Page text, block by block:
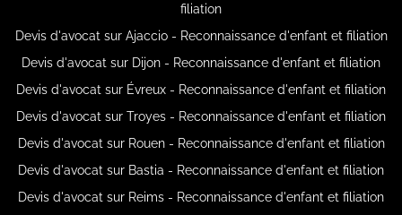
filiation
Devis d'avocat sur Ajaccio - Reconnaissance d'enfant et filiation
Devis d'avocat sur Dijon - Reconnaissance d'enfant et filiation
Devis d'avocat sur Évreux - Reconnaissance d'enfant et filiation
Devis d'avocat sur Troyes - Reconnaissance d'enfant et filiation
Devis d'avocat sur Rouen - Reconnaissance d'enfant et filiation
Devis d'avocat sur Bastia - Reconnaissance d'enfant et filiation
Devis d'avocat sur Reims - Reconnaissance d'enfant et filiation